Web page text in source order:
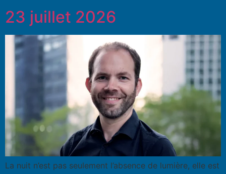
23 juillet 2026
La nuit n’est pas seulement l’absence de lumière, elle est